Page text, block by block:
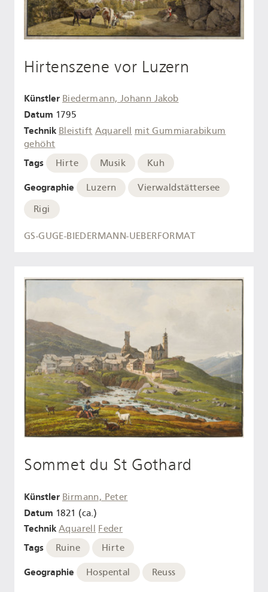
Hirtenszene vor Luzern
Künstler Biedermann, Johann Jakob
Datum 1795
Technik Bleistift Aquarell mit Gummiarabikum
gehöht
Tags Hirte Musik Kuh
Geographie Luzern
Vierwaldstättersee
Rigi
GS-GUGE-BIEDERMANN-UEBERFORMAT
Sommet du St Gothard
Künstler Birmann, Peter
Datum 1821 (ca.)
Technik Aquarell Feder
Tags Ruine Hirte
Geographie Hospental Reuss